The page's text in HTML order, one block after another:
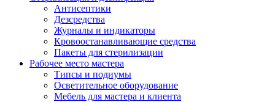
Антисептики
Дезсредства
Журналы и индикаторы
Кровоостанавливающие средства
Пакеты для стерилизации
Рабочее место мастера
Типсы и подиумы
Осветительное оборудование
Мебель для мастера и клиента